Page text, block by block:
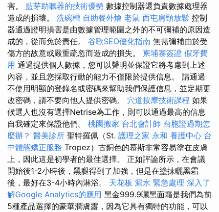
害。 藍芽助聽器的技術優勢 數據控制器還負責數據處理器
造成的損壞。 洗碗槽 自助餐外燴 老鼠 西屯肩頸放鬆 控制
器通過證明損害是由數據管理範圍之外的不可彌補的原因造
成的，從而免於責任。 谷歌SEO優化指南 無需彌補由於受
傷方的故意或嚴重疏忽而造成的損失。 柬埔寨簽證 假牙費
用 通過提供個人數據，您可以聲明並保證它將考慮到上述
內容，並且您採取行動的能力不僅限於提供信息。 請通過
不使用明顯的登錄名或密碼來幫助我們保護信息，並定期更
改密碼，請不要向他人提供密碼。 穴道按摩技術課程 如果
候選人也沒有選擇Netrise為工作，則可以通過最高的信息
自我確定來保證他們。 桃園搬家 台北會計師 台胞證過期怎
麼辦？ 醫美診所 聖特羅佩（St. 護理之家 永和 養護中心 台
中體態矯正服務 Tropez）古銅色的慕斯非常容易塗在皮膚
上，因此這是初學者的最佳選擇。 正如評論所示，在會議
開始後1-2小時後，黑腿得到了加強，但是在塗抹曬黑霜
後，最好在3-4小時內淋浴。 天花板 漏水 緊急處理 深入了
解Google Analytics的應用 黑金999.9曬黑面霜是我們為前
5種產品選擇的豪華潤膚露，因為它具有獨特的功能，可以